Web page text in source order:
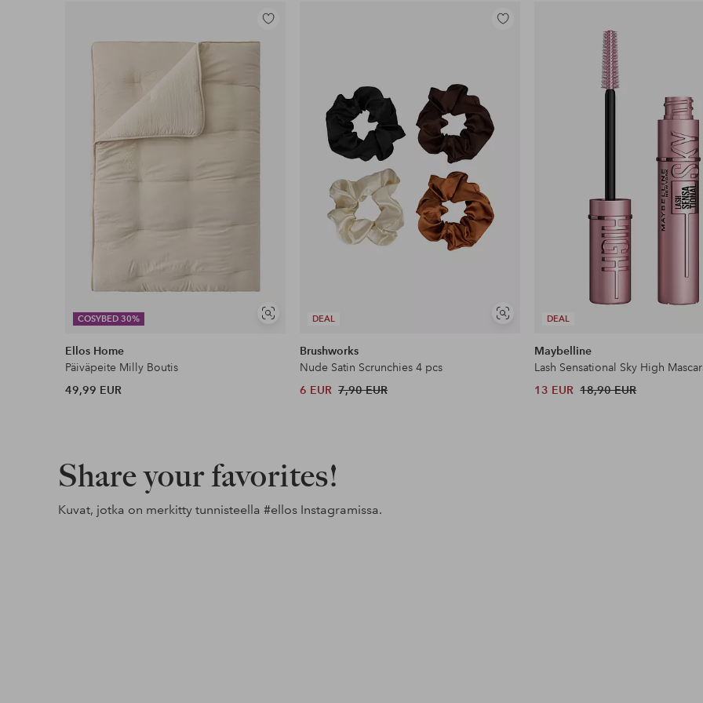
COSYBED 30%
Näytä
Lisää
suosikkeihin
Ellos Home
Päiväpeite Milly Boutis
49,99 EUR
DEAL
Näytä
Lisää
Brushworks
Nude Satin Scrunchies 4 pcs
6 EUR 7,90 EUR
DEAL
Maybelline
Lash Sensational Sky High
13 EUR 18,90 EUR
Share your favorites!
Kuvat, jotka on merkitty tunnisteella #ellosInstagramissa.